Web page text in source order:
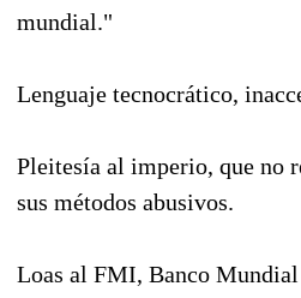
mundial."
Lenguaje tecnocrático,
Pleitesía al imperio, que no
sus métodos abusivos.
Loas al FMI, Banco